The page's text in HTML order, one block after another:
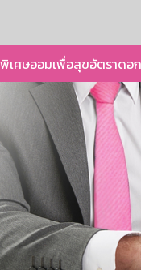
เศษออมเพื่อสุขอัตราดอ